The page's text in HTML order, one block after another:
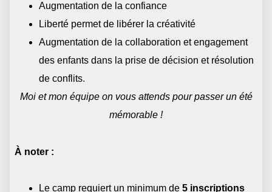
Augmentation de la confiance
Liberté permet de libérer la créativité
Augmentation de la collaboration et engagement
des enfants dans la prise de décision et résolution
de conflits.
Moi et mon équipe on vous attends pour passer un été
mémorable !
À noter :
Le camp requiert un minimum de 5 inscriptions